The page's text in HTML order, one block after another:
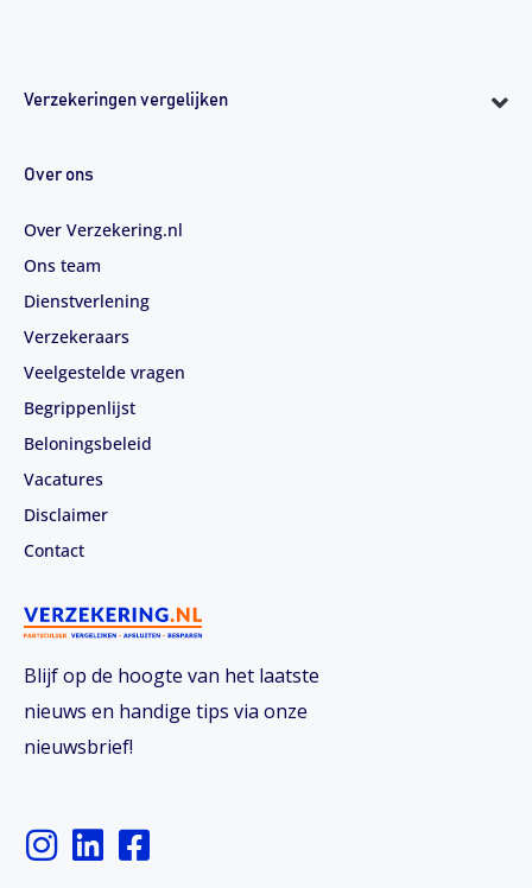
Blijf op de hoogte van het laatste
nieuws en handige tips via onze
nieuwsbrief!
I
n
L
i
F
a
Verzekeringen vergelijken
Over ons
Over Verzekering.nl
Ons team
Dienstverlening
Verzekeraars
Veelgestelde vragen
Begrippenlijst
Beloningsbeleid
Vacatures
Disclaimer
Contact